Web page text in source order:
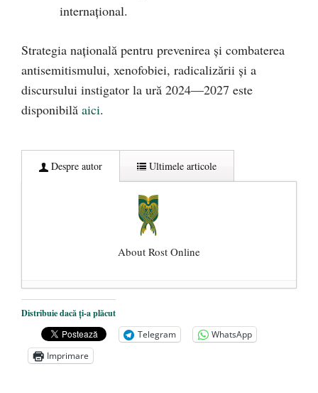
internațional.
Strategia națională pentru prevenirea și combaterea
antisemitismului, xenofobiei, radicalizării și a
discursului instigator la ură 2024—2027 este
disponibilă aici.
Despre autor Ultimele articole
About Rost Online
Dezvăluiri cutremurătoare despre
președintele Ucrainei, Volodymyr
Zelensky
- 13 mai 2026
Statul care servește Națiunea
Distribuie dacă ți-a plăcut
Telegram
WhatsApp
Imprimare